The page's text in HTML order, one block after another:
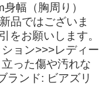
幅（胸周り）
品ではございま
をお願いします。
ョン>>>レディー
った傷や汚れな
ランド: ビアズリ